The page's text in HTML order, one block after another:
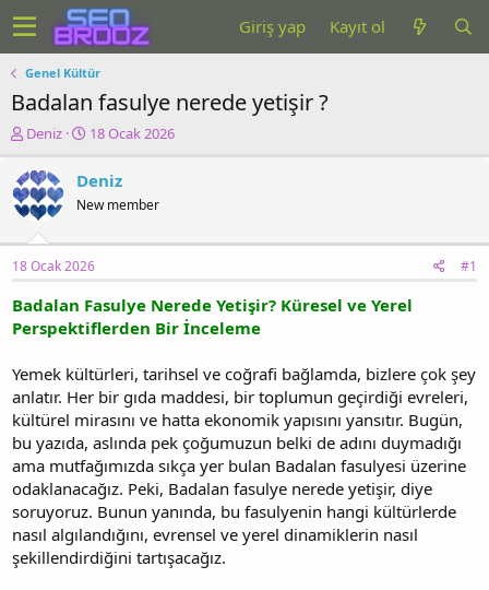
Giriş yap Kayıt ol
Genel Kültür
Badalan fasulye nerede yetişir ?
K
n
u
y
b
a
l
a
a
n
Deniz
B
l
a
g
ı
t
a
i
i
18 Ocak 2026
Deniz
New member
18 Ocak 2026 #1
Badalan Fasulye Nerede Yetişir? Küresel ve Yerel
Perspektiflerden Bir İnceleme
Yemek kültürleri, tarihsel ve coğrafi bağlamda, bizlere çok şey
anlatır. Her bir gıda maddesi, bir toplumun geçirdiği evreleri,
kültürel mirasını ve hatta ekonomik yapısını yansıtır. Bugün,
bu yazıda, aslında pek çoğumuzun belki de adını duymadığı
ama mutfağımızda sıkça yer bulan Badalan fasulyesi üzerine
odaklanacağız. Peki, Badalan fasulye nerede yetişir, diye
soruyoruz. Bunun yanında, bu fasulyenin hangi kültürlerde
nasıl algılandığını, evrensel ve yerel dinamiklerin nasıl
şekillendirdiğini tartışacağız.